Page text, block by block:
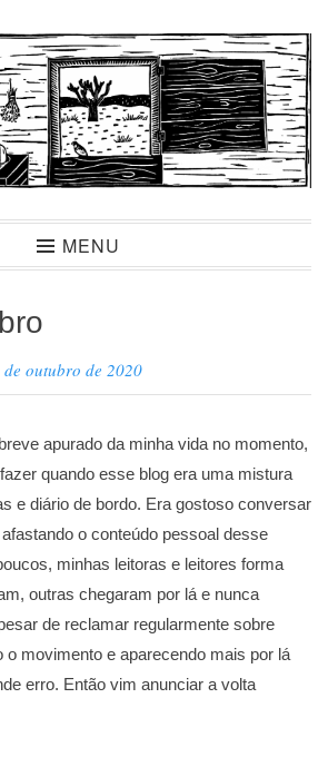
MENU
de outubro de 2020
apurado da minha vida no momento,
quando esse blog era uma mistura
e diário de bordo. Era gostoso conversar
o conteúdo pessoal desse
minhas leitoras e leitores forma
outras chegaram por lá e nunca
de reclamar regularmente sobre
o movimento e aparecendo mais por lá
erro. Então vim anunciar a volta